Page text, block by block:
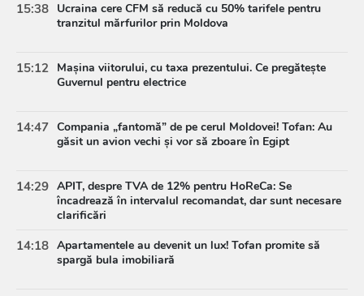
15:38 Ucraina cere CFM să reducă cu 50% tarifele pentru
tranzitul mărfurilor prin Moldova
15:12 Mașina viitorului, cu taxa prezentului. Ce pregătește
Guvernul pentru electrice
14:47 Compania „fantomă” de pe cerul Moldovei! Tofan: Au
găsit un avion vechi și vor să zboare în Egipt
14:29 APIT, despre TVA de 12% pentru HoReCa: Se
încadrează în intervalul recomandat, dar sunt necesare
clarificări
14:18 Apartamentele au devenit un lux! Tofan promite să
spargă bula imobiliară